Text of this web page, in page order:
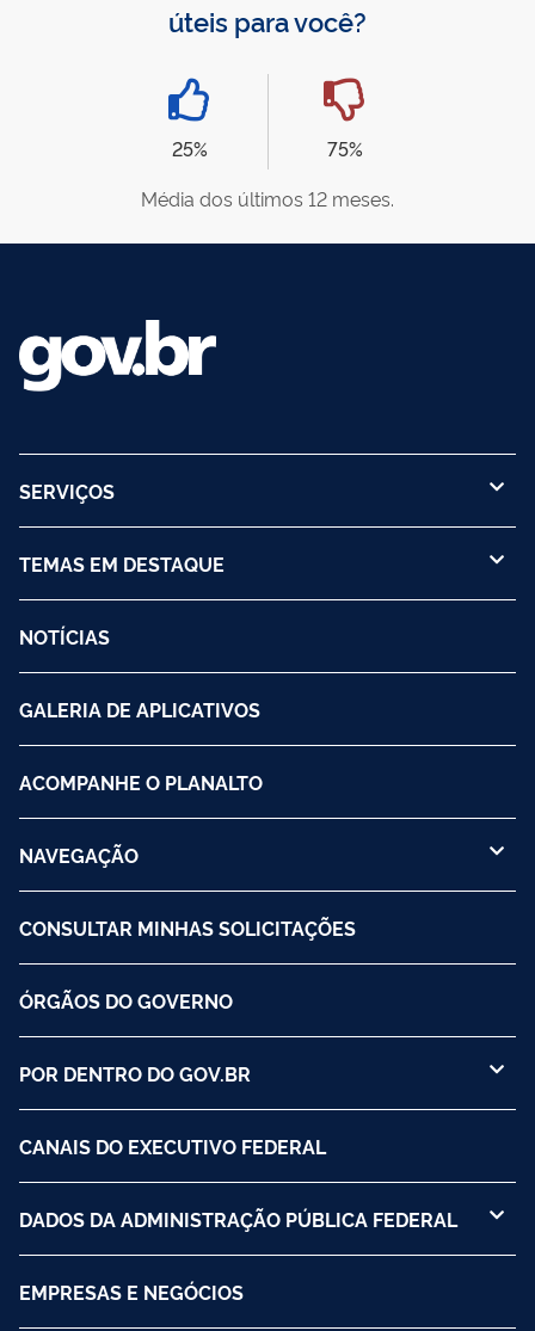
úteis para você?
25%
75%
Média dos últimos 12 meses.
SERVIÇOS
TEMAS EM DESTAQUE
NOTÍCIAS
GALERIA DE APLICATIVOS
ACOMPANHE O PLANALTO
NAVEGAÇÃO
CONSULTAR MINHAS SOLICITAÇÕES
ÓRGÃOS DO GOVERNO
POR DENTRO DO GOV.BR
CANAIS DO EXECUTIVO FEDERAL
DADOS DA ADMINISTRAÇÃO PÚBLICA FEDERAL
EMPRESAS E NEGÓCIOS